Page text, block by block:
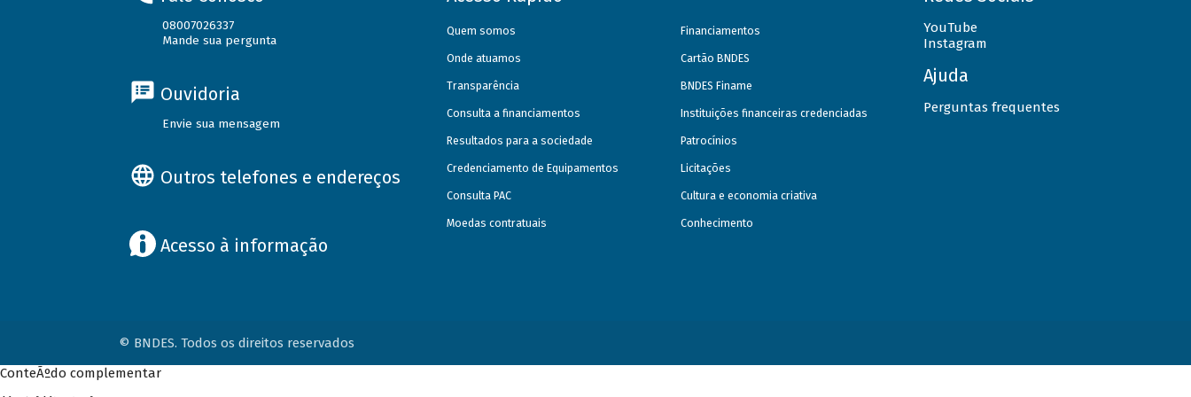
08007026337
Mande sua pergunta
Ouvidoria
Envie sua mensagem
Outros telefones e endereços
Acesso à informação
Quem somos
Onde atuamos
Transparência
Consulta a financiamentos
Resultados para a sociedade
Credenciamento de Equipamentos
Consulta PAC
Moedas contratuais
Financiamentos
Cartão BNDES
BNDES Finame
Instituições financeiras credenciadas
Patrocínios
Licitações
Cultura e economia criativa
Conhecimento
YouTube
Instagram
Ajuda
Perguntas frequentes
© BNDES. Todos os direitos reservados
ConteÃºdo complementar